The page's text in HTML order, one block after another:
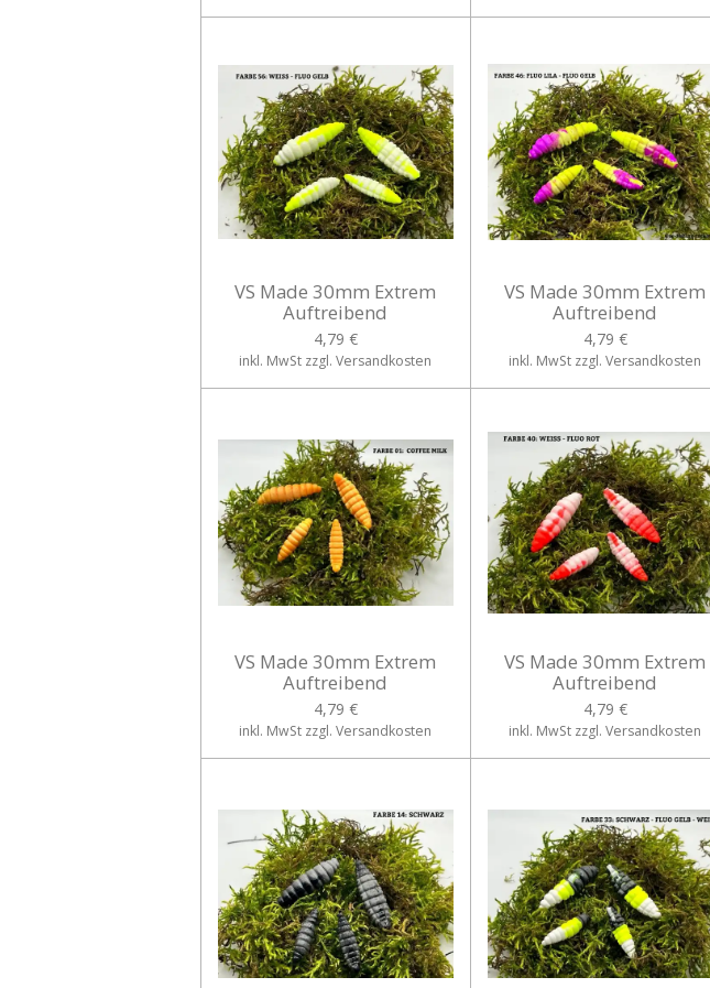
VS Made 30mm Extrem
Auftreibend
4,79 €
inkl. MwSt zzgl. Versandkosten
VS Made 30mm Extrem
Auftreibend
4,79 €
inkl. MwSt zzgl. Versandkosten
VS Made 30mm Extrem
Auftreibend
4,79 €
inkl. MwSt zzgl. Versandkosten
VS Made 30mm Extrem
Auftreibend
4,79 €
inkl. MwSt zzgl. Versandkosten